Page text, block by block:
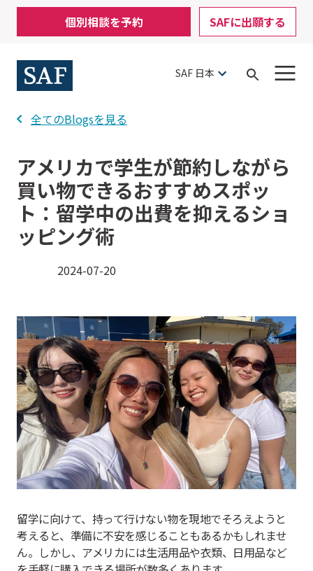
Skip
main
content
Mobile
Utility
Menu
個別相談を予約 SAFに出願する
SAF 日本
Open
全てのBlogsを見る
アメリカで学生が節約しながら
買い物できるおすすめスポッ
ト：留学中の出費を抑えるショ
ッピング術
2024-07-20
留学に向けて、持って行けない物を現地でそろえようと
考えると、準備に不安を感じることもあるかもしれませ
ん。しかし、アメリカには生活用品や衣類、日用品など